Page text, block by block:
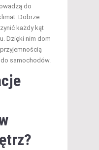
do
Dobrze
każdy kąt
Dzięki nim dom
samochodów.